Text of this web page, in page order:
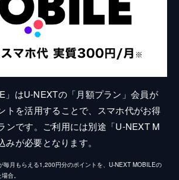
」はU-NEXTの「月額プラン」会員が
トを活用することで、スマホ代がお得
ンです。ご利用には別途「U-NEXT M
が必要となります。
毎月もらえる1,200円分のポイントを、U-NEXT MOBILEの
合。